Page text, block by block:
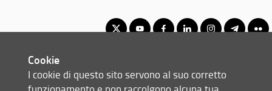
© Copyright 2012-2026 Università degli Studi di Firenze UNIFI
Cookie
I cookie di questo sito servono al suo corretto